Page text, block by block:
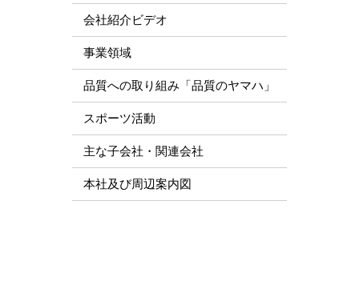
会社紹介ビデオ
事業領域
品質への取り組み「品質のヤマハ」
スポーツ活動
主な子会社・関連会社
本社及び周辺案内図